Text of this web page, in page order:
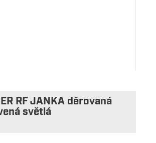
RF JANKA děrovaná
světlá